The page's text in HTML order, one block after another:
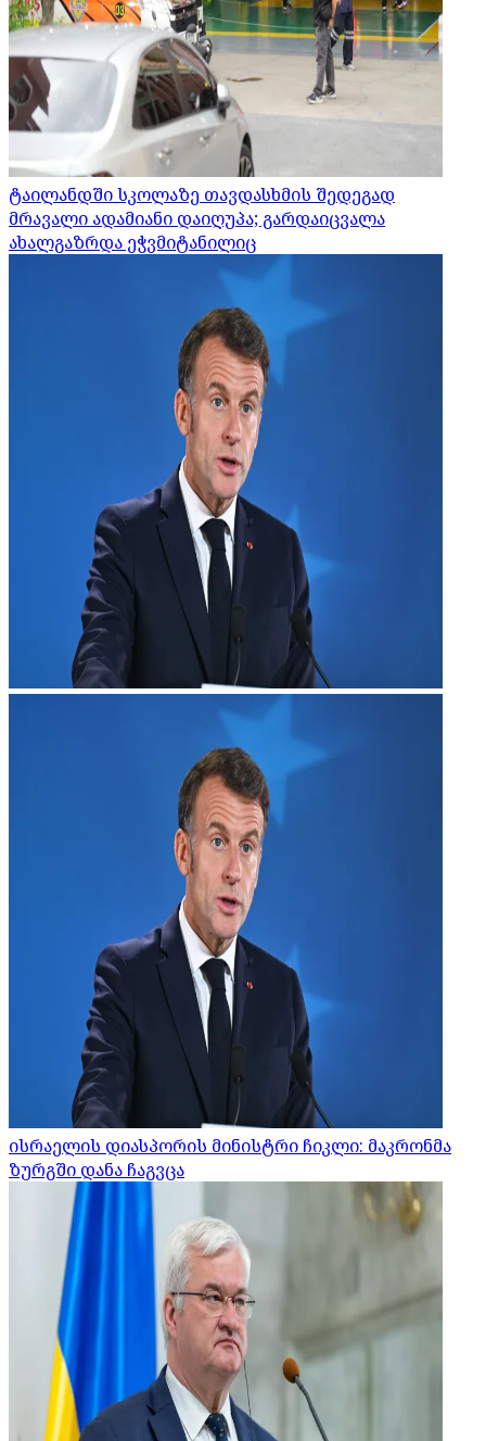
ტაილანდში სკოლაზე თავდასხმის შედეგად
მრავალი ადამიანი დაიღუპა; გარდაიცვალა
ახალგაზრდა ეჭვმიტანილიც
ისრაელის დიასპორის მინისტრი ჩიკლი: მაკრონმა
ზურგში დანა ჩაგვცა